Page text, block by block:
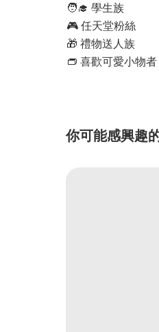
🧑‍🎓 學生族
🎮 任天堂粉絲
🎁 禮物送人族
👝 喜歡可愛小物者
你可能感興趣